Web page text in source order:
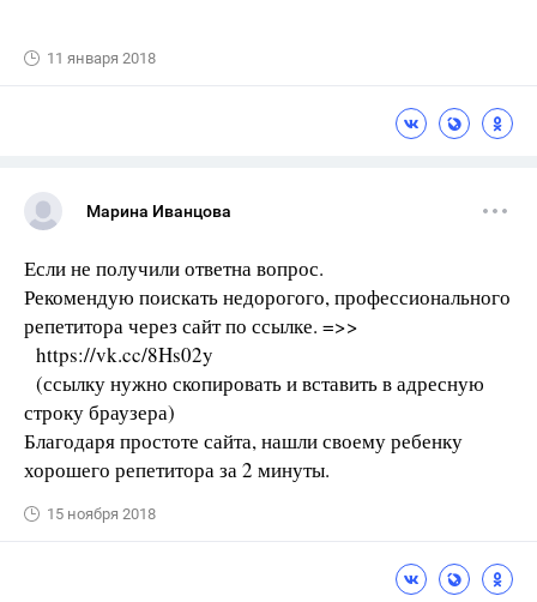
11 января 2018
Марина Иванцова
Если не получили ответна вопрос.
Рекомендую поискать недорогого, профессионального
репетитора через сайт по ссылке. =>>
https://vk.cc/8Hs02y
(ссылку нужно скопировать и вставить в адресную
строку браузера)
Благодаря простоте сайта, нашли своему ребенку
хорошего репетитора за 2 минуты.
15 ноября 2018